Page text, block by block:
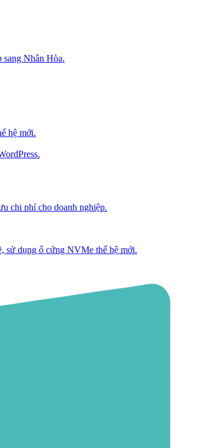
sang Nhân Hòa.
hệ mới.
chi phí cho doanh nghiệp.
sử dụng ổ cứng NVMe thế hệ mới.